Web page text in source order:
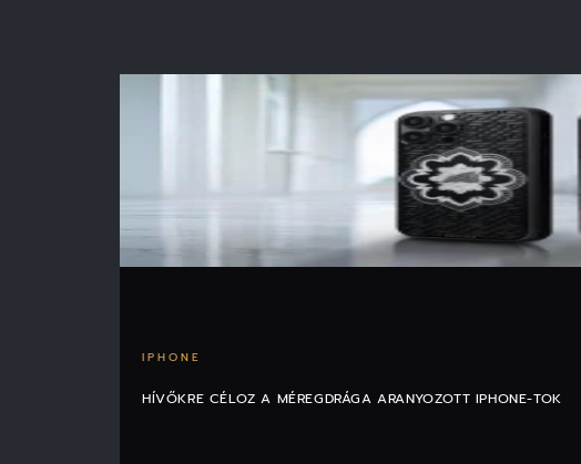
IPHONE
HÍVŐKRE CÉLOZ A MÉREGDRÁGA ARANYOZOTT IPHONE-TOK